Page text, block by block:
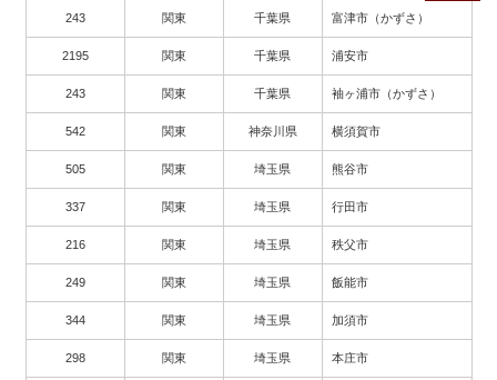
243 関東 千葉県 富津市（かずさ）
2195 関東 千葉県 浦安市
243 関東 千葉県 袖ヶ浦市（かずさ）
542 関東 神奈川県 横須賀市
505 関東 埼玉県 熊谷市
337 関東 埼玉県 行田市
216 関東 埼玉県 秩父市
249 関東 埼玉県 飯能市
344 関東 埼玉県 加須市
298 関東 埼玉県 本庄市